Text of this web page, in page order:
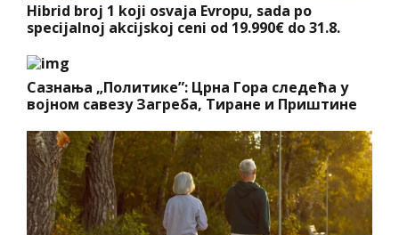
Hibrid broj 1 koji osvaja Evropu, sada po
specijalnoj akcijskoj ceni od 19.990€ do 31.8.
Сазнања „Политике”: Црна Гора следећа у
војном савезу Загреба, Тиране и Приштине